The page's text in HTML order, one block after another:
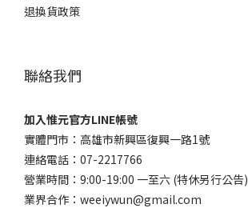
退換貨政策
聯絡我們
加入惟元官方LINE帳號
實體門市：高雄市新興區復興一路1號
連絡電話：07-2217766
營業時間：9:00-19:00 一至六 (特休另行公告)
業界合作：weeiywun@gmail.com